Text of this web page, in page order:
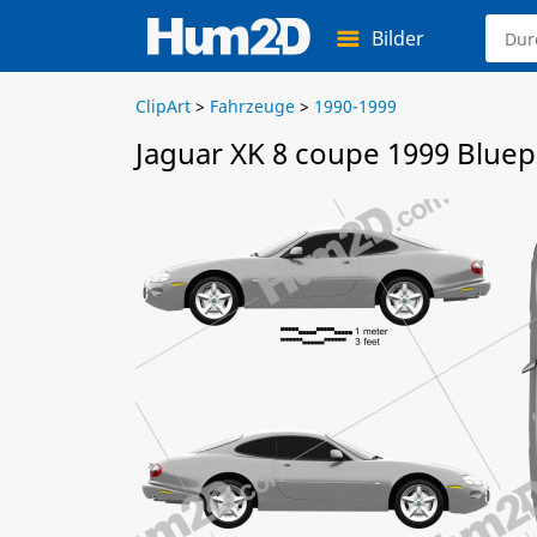
Bilder
ClipArt > Fahrzeuge > 1990-1999
Jaguar XK 8 coupe 1999